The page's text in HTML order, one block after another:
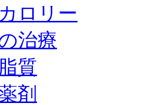
ロリー
治療
質
剤